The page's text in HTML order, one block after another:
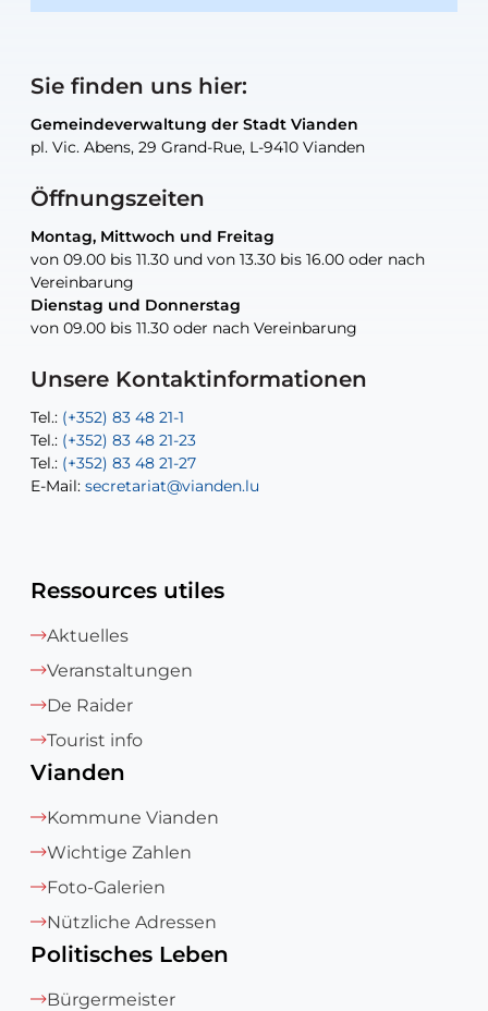
Sie finden uns hier:
Gemeindeverwaltung der Stadt Vianden
pl. Vic. Abens, 29 Grand-Rue, L-9410 Vianden
Öffnungszeiten
Montag, Mittwoch und Freitag
von 09.00 bis 11.30 und von 13.30 bis 16.00 oder nach
Vereinbarung
Dienstag und Donnerstag
von 09.00 bis 11.30 oder nach Vereinbarung
Unsere Kontaktinformationen
Tel.: (+352) 83 48 21-1
Tel.: (+352) 83 48 21-23
Tel.: (+352) 83 48 21-27
E-Mail: secretariat@vianden.lu
Gemeindeverwaltung der Stadt Vianden
pl. Vic. Abens, 29 Grand-Rue, L-9410 Vianden
Montag, Mittwoch und Freitag
von 09.00 bis 11.30 und von 13.30 bis 16.00 oder nach
Vereinbarung
Dienstag und Donnerstag
von 09.00 bis 11.30 oder nach Vereinbarung
Tel.: (+352) 83 48 21-20
Tel.: (+352) 83 48 21-22
E-Mail:sofia.carvalho@vianden.lu
E-Mail: diane.storn@vianden.lu
Gemeindeverwaltung der Stadt Vianden
pl. Vic. Abens, 29 Grand-Rue, L-9410 Vianden
nur nach Vereinbarung
Tel.: (+352) 83 48 21-24
Gemeindeverwaltung der Stadt Vianden
pl. Vic. Abens, 29 Grand-Rue, L-9410 Vianden
nur nach Vereinbarung
E-Mail: aisha.abdullah@vianden.lu
E-Mail:jos.cormemans@vianden.lu
Gemeindewerkstatt der Stadt Vianden
30, rue Neugarten, L-9422 Vianden
nur nach Vereinbarung
Tel.: (+352) 83 48 21-51
E-Mail:atelier@vianden.lu
Ressources utiles
Aktuelles
Veranstaltungen
De Raider
Tourist info
Vianden
Kommune Vianden
Wichtige Zahlen
Foto-Galerien
Nützliche Adressen
Politisches Leben
Bürgermeister